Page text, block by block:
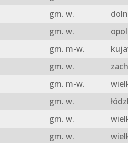
gm. w.
gm. w.
gm. m-w.
gm. w.
gm. m-w.
gm. w.
gm. w.
gm. w.